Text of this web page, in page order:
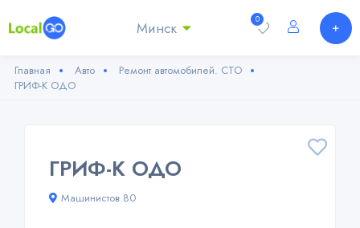
0
Минск
Главная Авто
Ремонт автомобилей. СТО
ГРИФ-К ОДО
ГРИФ-К ОДО
Машинистов 80